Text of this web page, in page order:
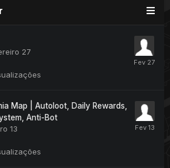
27
Map | Autoloot, Daily Rewards,
Anti-Bot
13